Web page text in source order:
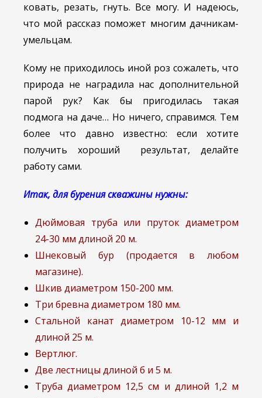
ковать, резать, гнуть. Все могу. И надеюсь,
что мой рассказ поможет многим дачникам-
умельцам.
Кому не приходилось иной роз сожалеть, что
природа не наградила нас дополнительной
парой рук? Как бы пригодилась такая
подмога на даче… Но ничего, справимся. Тем
более что давно известно: если хотите
получить хороший результат, делайте
работу сами.
Итак, для бурения скважины нужны:
Дюймовая труба или пруток диаметром
24-30 мм длиной 20 м.
Шнековый бур (продается в любом
магазине).
Шкив диаметром 150-200 мм.
Три бревна диаметром 180 мм.
Стальной канат диаметром 10-12 мм и
длиной 25 м.
Вертлюг.
Две лестницы длиной б и 5 м.
Труба диаметром 12,5 см и длиной 1,2 м